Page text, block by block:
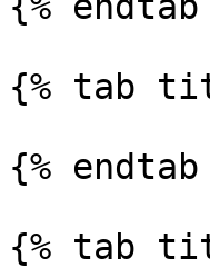
{% tab
{% endtab
{% tab